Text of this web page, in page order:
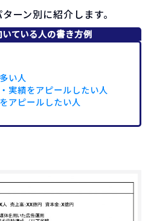
ーン別に紹介します。
ている人の書き方例
い人
実績をアピールしたい人
アピールしたい人